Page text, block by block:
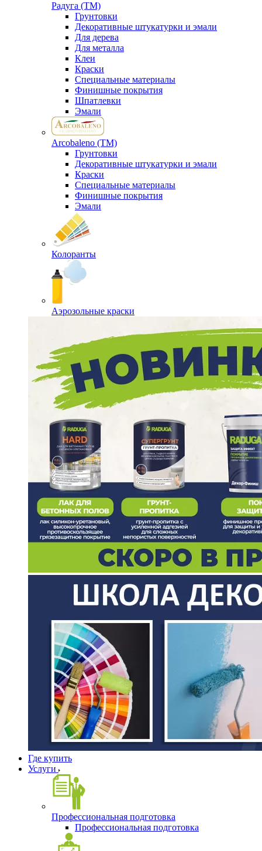
Радуга (ТМ)
Грунтовки
Декоративные штукатурки и эмали
Для дерева
Для металла
Клеи
Краски
Специальные материалы
Финишные покрытия
Шпатлевки
Эмали
Arcobaleno (ТМ)
Грунтовки
Декоративные штукатурки и эмали
Краски
Специальные материалы
Финишные покрытия
Эмали
Колоранты
Аэрозольные краски
Где купить
Услуги
Профессиональная подготовка
Профессиональная подготовка